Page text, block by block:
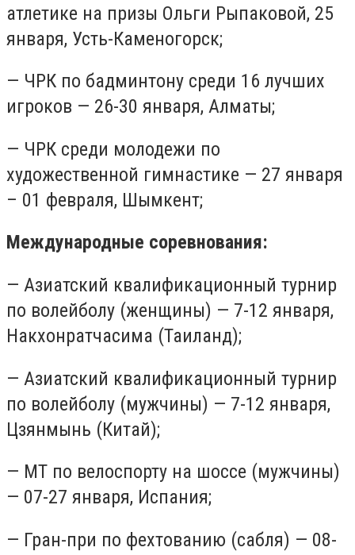
атлетике на призы Ольги Рыпаковой, 25
января, Усть-Каменогорск;
— ЧРК по бадминтону среди 16 лучших
игроков — 26-30 января, Алматы;
— ЧРК среди молодежи по
художественной гимнастике — 27 января
– 01 февраля, Шымкент;
Международные соревнования:
— Азиатский квалификационный турнир
по волейболу (женщины) — 7-12 января,
Накхонратчасима (Таиланд);
— Азиатский квалификационный турнир
по волейболу (мужчины) — 7-12 января,
Цзянмынь (Китай);
— МТ по велоспорту на шоссе (мужчины)
— 07-27 января, Испания;
— Гран-при по фехтованию (сабля) — 08-